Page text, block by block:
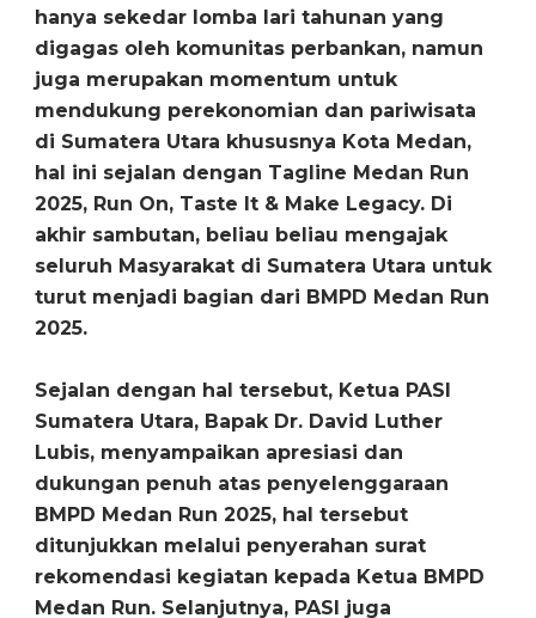
hanya sekedar lomba lari tahunan yang
digagas oleh komunitas perbankan, namun
juga merupakan momentum untuk
mendukung perekonomian dan pariwisata
di Sumatera Utara khususnya Kota Medan,
hal ini sejalan dengan Tagline Medan Run
2025, Run On, Taste It & Make Legacy. Di
akhir sambutan, beliau beliau mengajak
seluruh Masyarakat di Sumatera Utara untuk
turut menjadi bagian dari BMPD Medan Run
2025.
Sejalan dengan hal tersebut, Ketua PASI
Sumatera Utara, Bapak Dr. David Luther
Lubis, menyampaikan apresiasi dan
dukungan penuh atas penyelenggaraan
BMPD Medan Run 2025, hal tersebut
ditunjukkan melalui penyerahan surat
rekomendasi kegiatan kepada Ketua BMPD
Medan Run. Selanjutnya, PASI juga